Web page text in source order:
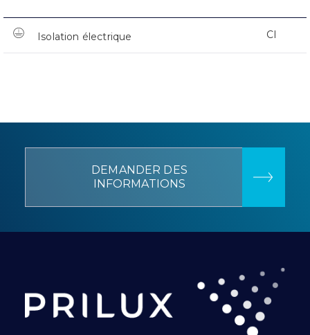
Isolation électrique CI
DEMANDER DES
INFORMATIONS